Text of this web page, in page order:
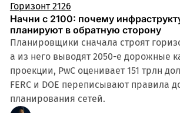
Горизонт 2126
Начни с 2100: почему
планируют в обратную сторону
Планировщики сначала строят
а из него выводят 2050-е дорожные
проекции, PwC оценивает 151 трлн
FERC и DOE переписывают правила
планирования сетей.